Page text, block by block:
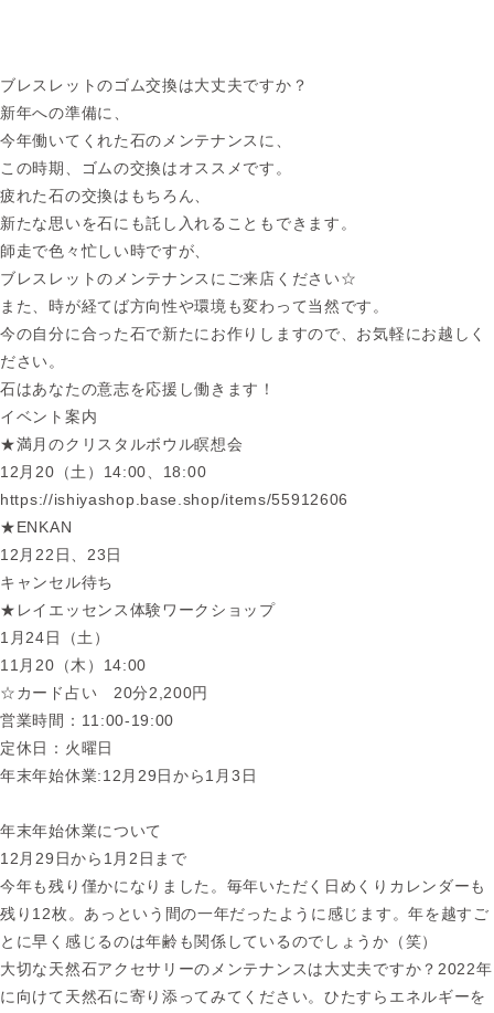
ブレスレットのゴム交換は大丈夫ですか？
新年への準備に、
今年働いてくれた石のメンテナンスに、
この時期、ゴムの交換はオススメです。
疲れた石の交換はもちろん、
新たな思いを石にも託し入れることもできます。
師走で色々忙しい時ですが、
ブレスレットのメンテナンスにご来店ください☆
また、時が経てば方向性や環境も変わって当然です。
今の自分に合った石で新たにお作りしますので、お気軽にお越しく
ださい。
石はあなたの意志を応援し働きます！
イベント案内
★満月のクリスタルボウル瞑想会
12月20（土）14:00、18:00
https://ishiyashop.base.shop/items/55912606
★ENKAN
12月22日、23日
キャンセル待ち
★レイエッセンス体験ワークショップ
1月24日（土）
11月20（木）14:00
☆カード占い 20分2,200円
営業時間：11:00-19:00
定休日：火曜日
年末年始休業:12月29日から1月3日
年末年始休業について
12月29日から1月2日まで
今年も残り僅かになりました。毎年いただく日めくりカレンダーも
残り12枚。あっという間の一年だったように感じます。年を越すご
とに早く感じるのは年齢も関係しているのでしょうか（笑）
大切な天然石アクセサリーのメンテナンスは大丈夫ですか？2022年
に向けて天然石に寄り添ってみてください。ひたすらエネルギーを